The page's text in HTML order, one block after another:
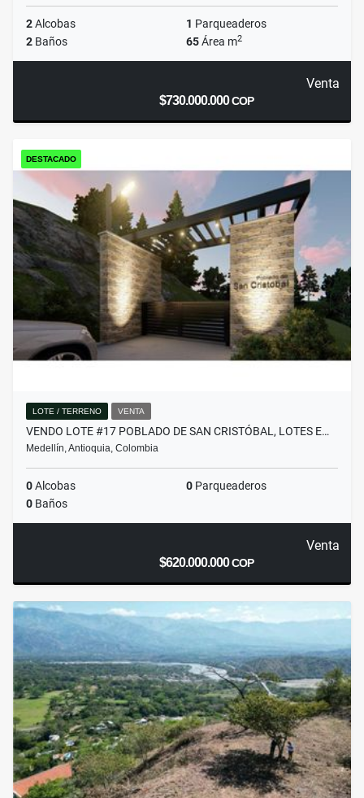
2Alcobas 1 Parqueaderos
2 Baños 65Área m2
Venta
$730.000.000COP
DESTACADO
LOTE / TERRENO VENTA
VENDO LOTE #17 POBLADO DE SAN CRISTÓBAL, LOTES E…
Medellín, Antioquia, Colombia
0Alcobas 0 Parqueaderos
0 Baños
Venta
$620.000.000COP